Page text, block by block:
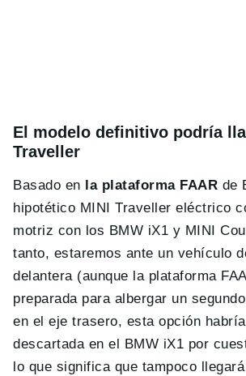
El modelo definitivo podría
Traveller
Basado en la plataforma FAAR de
hipotético MINI Traveller eléctrico
motriz con los BMW iX1 y MINI
tanto, estaremos ante un vehículo
delantera (aunque la plataforma
preparada para albergar un
en el eje trasero, esta opción
descartada en el BMW iX1 por
lo que significa que tampoco